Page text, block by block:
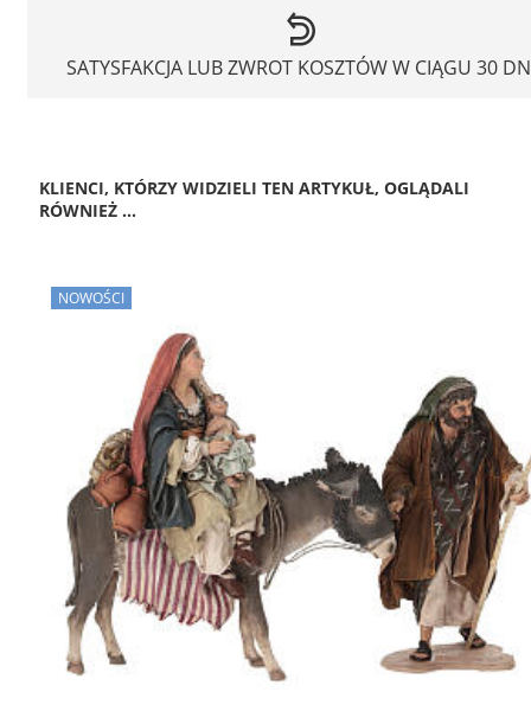
SATYSFAKCJA LUB ZWROT KOSZTÓW W CIĄGU 30
KLIENCI, KTÓRZY WIDZIELI TEN ARTYKUŁ, OGLĄDALI
RÓWNIEŻ ...
NOWOŚCI